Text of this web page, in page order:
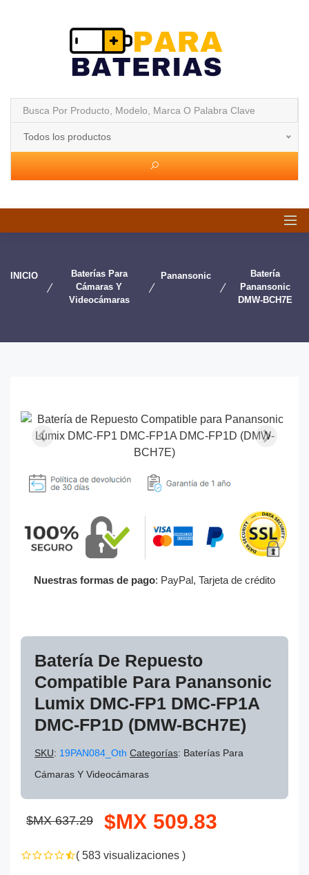
Todos los productos
INICIO
Baterías Para
Cámaras Y
Videocámaras
Panansonic
Batería
Panansonic
DMW-BCH7E
Nuestras formas de pago: PayPal, Tarjeta de crédito
Batería De Repuesto
Compatible Para Panansonic
Lumix DMC-FP1 DMC-FP1A
DMC-FP1D (DMW-BCH7E)
SKU: 19PAN084_Oth Categorías: Baterías Para
Cámaras Y Videocámaras
$MX 637.29 $MX 509.83
( 583 visualizaciones )